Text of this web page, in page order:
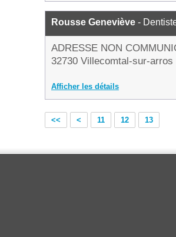
Rousse Geneviève -
ADRESSE NON
32730 Villecomtal-sur-arros
Afficher les détails
<< < 11 12 13